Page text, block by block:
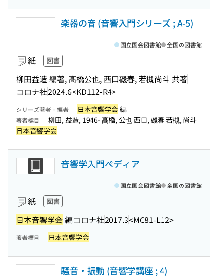
楽器の音 (音響入門シリーズ ; A-5)
紙 図書
柳田益造 編著, 髙橋公也, 西口磯春, 若槻尚斗 共著
コロナ社2024.6<KD112-R4>
国立国会図書館 全国の図書館
シリーズ著者・編者 日本音響学会編
著者標目
柳田, 益造, 1946- 髙橋, 公也 西口, 磯春 若槻, 尚斗
日本音響学会
音響学入門ペディア
紙 図書
日本音響学会編コロナ社2017.3<MC81-L12>
国立国会図書館 全国の図書館
著者標目 日本音響学会
騒音・振動 (音響学講座 ; 4)